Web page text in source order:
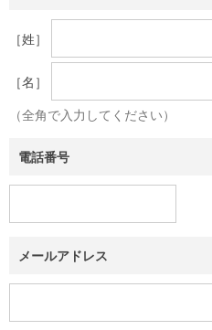
［姓］
［名］
（全角で入力してください）
電話番号
メールアドレス